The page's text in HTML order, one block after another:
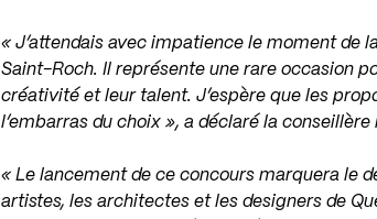
« J’attendais avec impatience le moment de
Saint-Roch. Il représente une rare occasion
créativité et leur talent. J’espère que les
l’embarras du choix », a déclaré la
« Le lancement de ce concours marquera le
artistes, les architectes et les designers de